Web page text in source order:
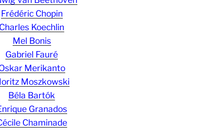
Frédéric Chopin
Koechlin
Mel Bonis
Gabriel Fauré
Merikanto
Moszkowski
Béla Bartók
Granados
Chaminade